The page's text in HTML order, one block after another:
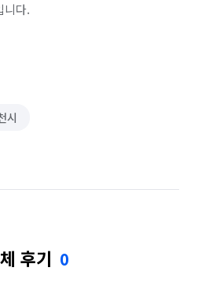
니다.
시
후기 0